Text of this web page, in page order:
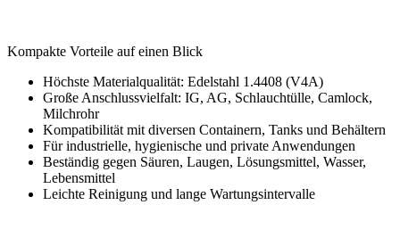
Kompakte Vorteile auf einen Blick
Höchste Materialqualität: Edelstahl 1.4408 (V4A)
Große Anschlussvielfalt: IG, AG, Schlauchtülle, Camlock,
Milchrohr
Kompatibilität mit diversen Containern, Tanks und Behältern
Für industrielle, hygienische und private Anwendungen
Beständig gegen Säuren, Laugen, Lösungsmittel, Wasser,
Lebensmittel
Leichte Reinigung und lange Wartungsintervalle